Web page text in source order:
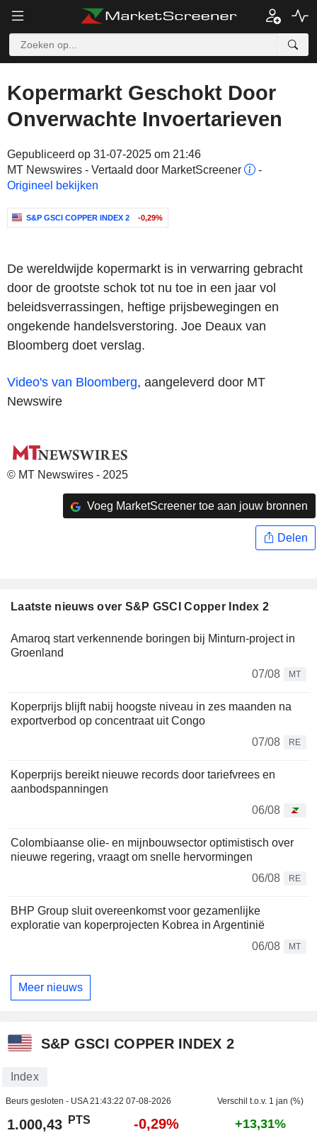
Kopermarkt Geschokt Door
Onverwachte Invoertarieven
Gepubliceerd op 31-07-2025 om 21:46
MT Newswires - Vertaald door MarketScreener
-
Origineel bekijken
S&P GSCI COPPER INDEX 2 -0,29%
De wereldwijde kopermarkt is in verwarring gebracht
door de grootste schok tot nu toe in een jaar vol
beleidsverrassingen, heftige prijsbewegingen en
ongekende handelsverstoring. Joe Deaux van
Bloomberg doet verslag.
Video's van Bloomberg, aangeleverd door MT
Newswire
© MT Newswires - 2025
Voeg MarketScreener toe aan jouw bronnen
Delen
Laatste nieuws over S&P GSCI Copper Index 2
Amaroq start verkennende boringen bij Minturn-project in
Groenland
07/08
MT
Koperprijs blijft nabij hoogste niveau in zes maanden na
exportverbod op concentraat uit Congo
07/08
RE
Koperprijs bereikt nieuwe records door tariefvrees en
aanbodspanningen
06/08
Colombiaanse olie- en mijnbouwsector optimistisch over
nieuwe regering, vraagt om snelle hervormingen
06/08
RE
BHP Group sluit overeenkomst voor gezamenlijke
exploratie van koperprojecten Kobrea in Argentinië
06/08
MT
Meer nieuws
S&P GSCI COPPER INDEX 2
Index
Beurs gesloten - USA21:43:22 07-08-2026 Verschil t.o.v. 1 jan (%)
1.000,43 PTS -0,29% +13,31%